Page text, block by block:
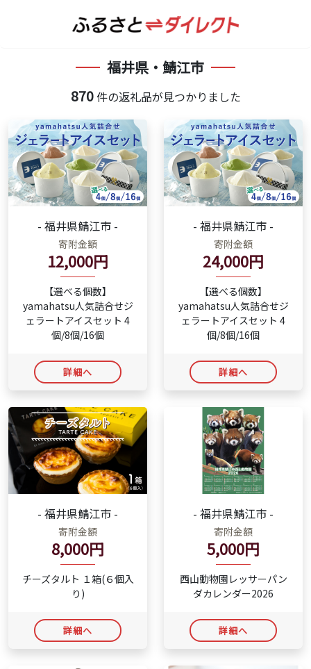
福井県・鯖江市
870件の返礼品が見つかりました
- 福井県鯖江市 -
寄附金額
12,000円
【選べる個数】
yamahatsu人気詰合せジ
ェラートアイスセット 4
個/8個/16個
詳細へ
- 福井県鯖江市 -
寄附金額
24,000円
【選べる個数】
yamahatsu人気詰合せジ
ェラートアイスセット 4
個/8個/16個
詳細へ
- 福井県鯖江市 -
寄附金額
8,000円
チーズタルト １箱(６個入
り)
詳細へ
- 福井県鯖江市 -
寄附金額
5,000円
西山動物園レッサーパン
ダカレンダー2026
詳細へ